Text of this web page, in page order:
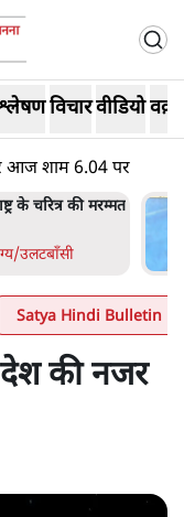
विचारवीडियो
आज शाम 6.04 पर
'जेन ज़ी पर आँख
आंदोलन देश-
अतुल लिमये बोले थे-
Satya Hindi Bulletin
देश की नजर